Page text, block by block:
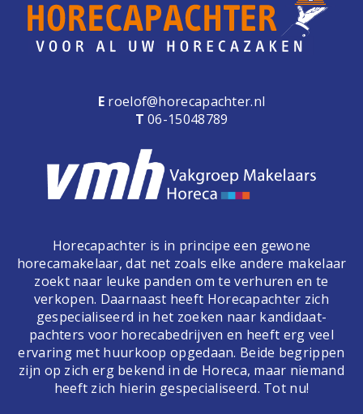
E roelof@horecapachter.nl
T 06-15048789
Horecapachter is in principe een gewone
horecamakelaar, dat net zoals elke andere makelaar
zoekt naar leuke panden om te verhuren en te
verkopen. Daarnaast heeft Horecapachter zich
gespecialiseerd in het zoeken naar kandidaat-
pachters voor horecabedrijven en heeft erg veel
ervaring met huurkoop opgedaan. Beide begrippen
zijn op zich erg bekend in de Horeca, maar niemand
heeft zich hierin gespecialiseerd. Tot nu!